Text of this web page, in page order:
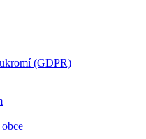
(GDPR)